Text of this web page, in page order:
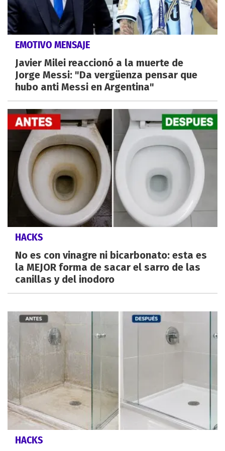
EMOTIVO MENSAJE
Javier Milei reaccionó a la muerte de
Jorge Messi: "Da vergüenza pensar que
hubo anti Messi en Argentina"
HACKS
No es con vinagre ni bicarbonato: esta es
la MEJOR forma de sacar el sarro de las
canillas y del inodoro
HACKS